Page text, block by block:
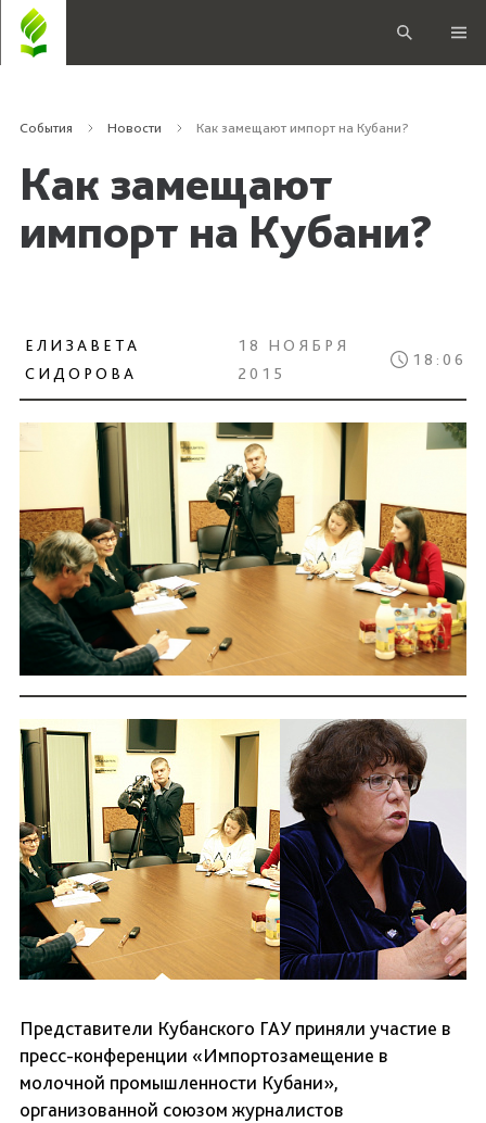
События Новости Как замещают импорт на Кубани?
Как замещают
импорт на Кубани?
ЕЛИЗАВЕТА
СИДОРОВА
18 НОЯБРЯ
2015
18:06
Представители Кубанского ГАУ приняли участие в
пресс-конференции «Импортозамещение в
молочной промышленности Кубани»,
организованной союзом журналистов